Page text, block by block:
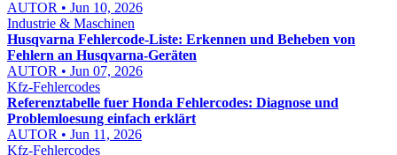
AUTOR • Jun 10, 2026
Industrie & Maschinen
Husqvarna Fehlercode-Liste: Erkennen und Beheben von
Fehlern an Husqvarna-Geräten
AUTOR • Jun 07, 2026
Kfz-Fehlercodes
Referenztabelle fuer Honda Fehlercodes: Diagnose und
Problemloesung einfach erklärt
AUTOR • Jun 11, 2026
Kfz-Fehlercodes